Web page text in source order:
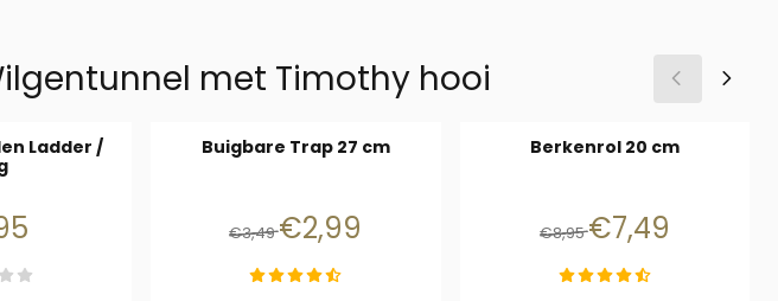
met Timothy hooi
Ladder /
6,95
Buigbare Trap 27 cm
Van 3,49 voor 2,99
€3,49€2,99
Berkenrol 20 cm
Van 8,95 voor 7,49
€8,95€7,49